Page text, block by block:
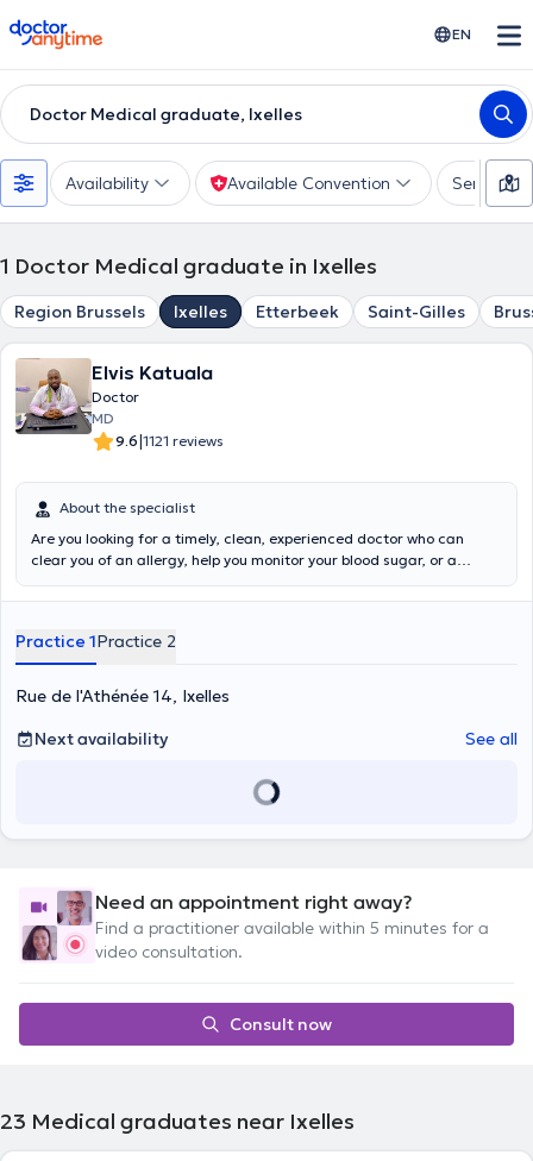
doctoranytime EN
Doctor Medical graduate, Ixelles
Availability Available Convention Services
1 Doctor Medical graduate in Ixelles
Region Brussels Ixelles Etterbeek Saint-Gilles
Elvis Katuala
Doctor
MD
9.6|1121 reviews
About the specialist
Are you looking for a timely, clean, experienced doctor who can
clear you of an allergy, help you monitor your blood sugar, or a
can issue a medical clearance, help you with a COVID test, treat
you need a doctor who can take you for a blood test or give you
advice on contraception and STDs? Make an appointment with Dr.
Elvis Katuala
. A general practitioner, he graduated in general
medicine in 2015. He practices and welcomes you warmly at the
Medical Center La Chasse located in Etterbeek (avenue des
Casernes 20) by appointment. He also performs video consultations
the doctor, please call +3226461001 or go directly through his
Practice 1Practice 2
Rue de l'Athénée 14, Ixelles
Next availability
See all
Need an appointment right away?
Find a practitioner available within 5 minutes for a
video consultation.
Consult now
23 Medical graduates near Ixelles